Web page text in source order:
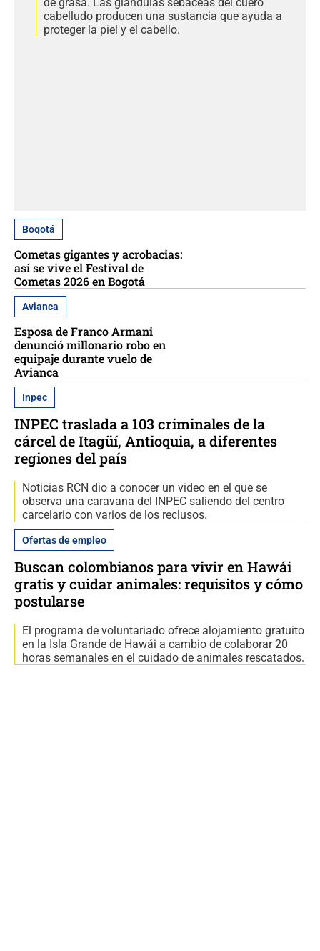
cabelludo producen una sustancia que ayuda a
proteger la piel y el cabello.
Bogotá
Cometas gigantes y acrobacias:
así se vive el Festival de
Cometas 2026 en Bogotá
Avianca
Esposa de Franco Armani
denunció millonario robo en
equipaje durante vuelo de
Avianca
Inpec
INPEC traslada a 103 criminales de la
cárcel de Itagüí, Antioquia, a diferentes
regiones del país
Noticias RCN dio a conocer un video en el que se
observa una caravana del INPEC saliendo del centro
carcelario con varios de los reclusos.
Ofertas de empleo
Buscan colombianos para vivir en Hawái
gratis y cuidar animales: requisitos y cómo
postularse
El programa de voluntariado ofrece alojamiento gratuito
en la Isla Grande de Hawái a cambio de colaborar 20
horas semanales en el cuidado de animales rescatados.